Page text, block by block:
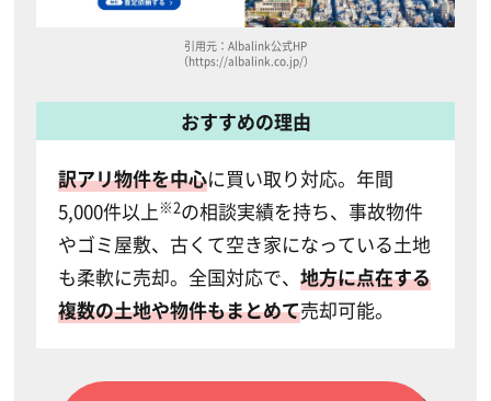
引用元：Albalink公式HP
（https://albalink.co.jp/）
おすすめの理由
訳アリ物件を中心に買い取り対応。年間
5,000件以上※2の相談実績を持ち、事故物件
やゴミ屋敷、古くて空き家になっている土地
も柔軟に売却。全国対応で、地方に点在する
複数の土地や物件もまとめて売却可能。